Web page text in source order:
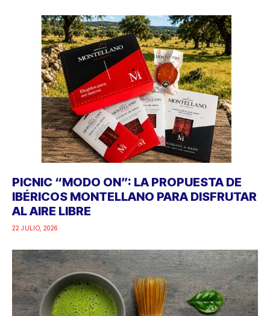
PICNIC “MODO ON”: LA PROPUESTA DE
IBÉRICOS MONTELLANO PARA DISFRUTAR
AL AIRE LIBRE
22 JULIO, 2026